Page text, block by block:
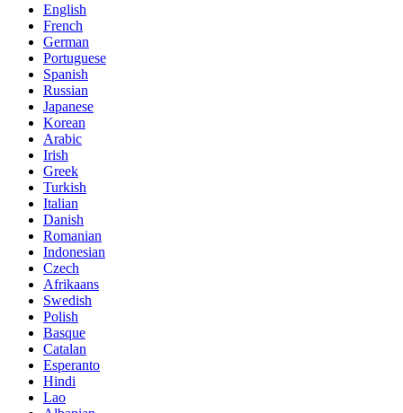
English
French
German
Portuguese
Spanish
Russian
Japanese
Korean
Arabic
Irish
Greek
Turkish
Italian
Danish
Romanian
Indonesian
Czech
Afrikaans
Swedish
Polish
Basque
Catalan
Esperanto
Hindi
Lao